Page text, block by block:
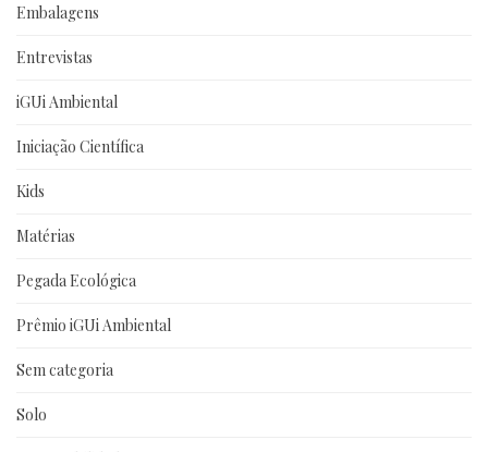
Embalagens
Entrevistas
iGUi Ambiental
Iniciação Científica
Kids
Matérias
Pegada Ecológica
Prêmio iGUi Ambiental
Sem categoria
Solo